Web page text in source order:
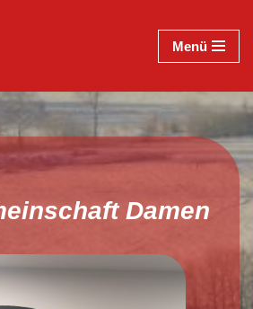
Menü
Damen